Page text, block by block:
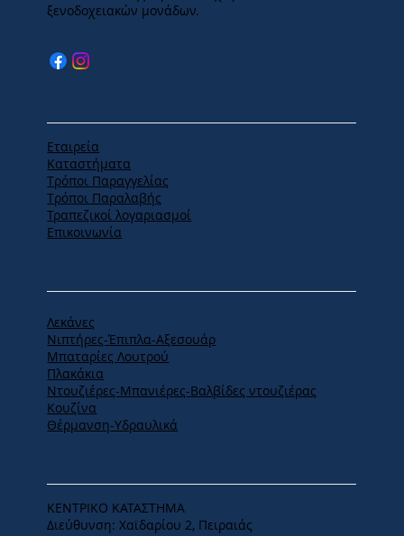
Εταιρεία
Καταστήματα
Tρόποι Παραγγελίας
Tρόποι Παραλαβής
Τραπεζικοί λογαριασμοί
Επικοινωνία
ΚΕΝΤΡΙΚΟ ΚΑΤΑΣΤΗΜΑ
Διεύθυνση: Χαϊδαρίου 2, Πειραιάς
ξενοδοχειακών μονάδων.
Λεκάνες
Νιπτήρες-Έπιπλα-Αξεσουάρ
Μπαταρίες Λουτρού
Πλακάκια
Ντουζιέρες-Μπανιέρες-Βαλβίδες ντουζιέρας
Κουζίνα
Θέρμανση-Υδραυλικά